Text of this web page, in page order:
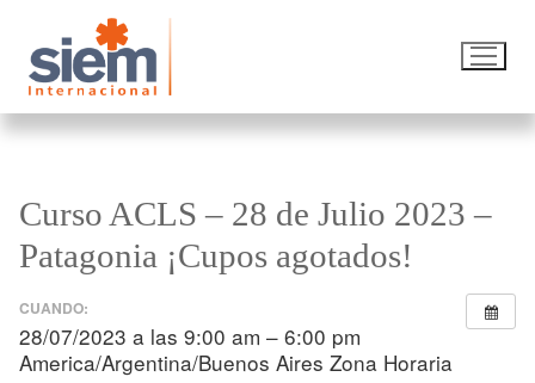
Curso ACLS – 28 de Julio 2023 –
Patagonia ¡Cupos agotados!
CUANDO:
28/07/2023 a las 9:00 am – 6:00 pm
America/Argentina/Buenos Aires Zona Horaria